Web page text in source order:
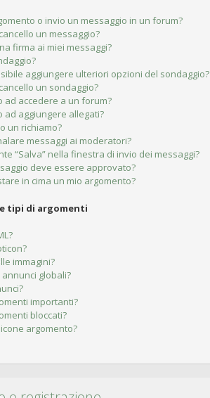
o invio un messaggio in un forum?
un messaggio?
firma ai miei messaggi?
aggiungere ulteriori opzioni del sondaggio?
un sondaggio?
ad accedere a un forum?
ad aggiungere allegati?
un richiamo?
messaggi ai moderatori?
“Salva” nella finestra di invio dei messaggi?
deve essere approvato?
in cima un mio argomento?
tipi di argomenti
immagini?
globali?
importanti?
bloccati?
argomento?